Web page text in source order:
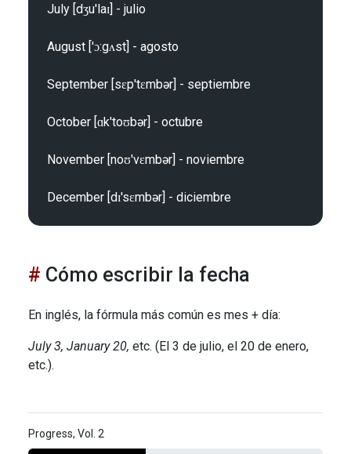
July [dʒu'laɪ] - julio
August ['ɔ:gʌst] - agosto
September [sɛp'tɛmbər] - septiembre
October [ɑk'toʊbər] - octubre
November [noʊ'vɛmbər] - noviembre
Cómo escribir la fecha
En inglés, la fórmula más común es mes + día:
July 3, January 20, etc. (El 3 de julio, el 20 de enero,
etc.).
Progress, Vol. 2